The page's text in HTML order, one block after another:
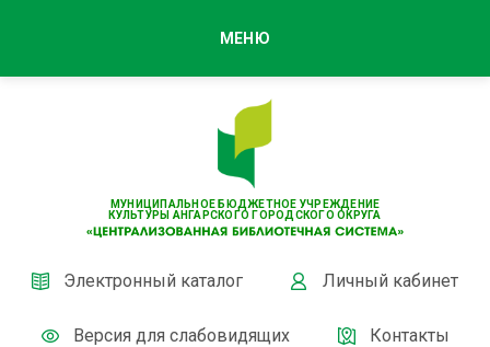
МУНИЦИПАЛЬНОЕ БЮДЖЕТНОЕ УЧРЕЖДЕНИЕ
КУЛЬТУРЫ АНГАРСКОГО ГОРОДСКОГО ОКРУГА
Электронный каталог Личный кабинет
Версия для слабовидящих Контакты
МЕНЮ